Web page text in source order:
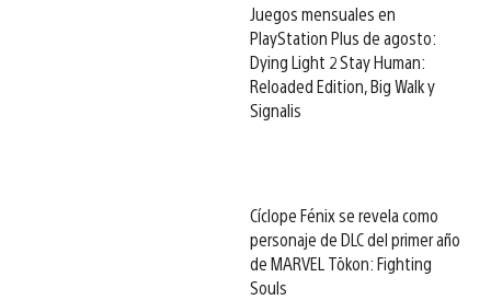
Juegos mensuales en
PlayStation Plus de agosto:
Dying Light 2 Stay Human:
Reloaded Edition, Big Walk y
Signalis
Cíclope Fénix se revela como
personaje de DLC del primer año
de MARVEL Tōkon: Fighting
Souls